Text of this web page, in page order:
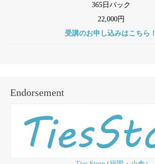
365日パック
22,000円
受講のお申し込みはこちら！
Endorsement